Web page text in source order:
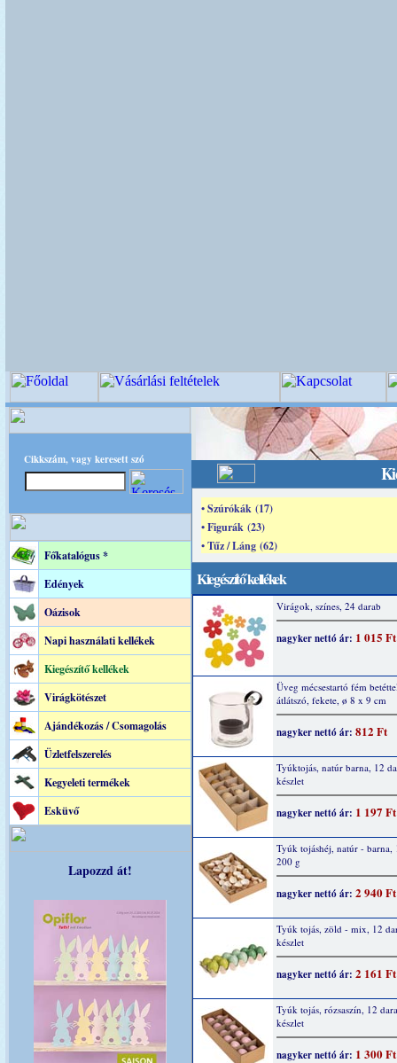
Cikkszám, vagy keresett szó
Főkatalógus *
Edények
Oázisok
Napi használati kellékek
Kiegészítő kellékek
Virágkötészet
Ajándékozás / Csomagolás
Üzletfelszerelés
Kegyeleti termékek
Esküvő
Lapozzd át!
• Szúrókák (17)
• Figurák (23)
• Tűz / Láng (62)
Kiegészítő kellékek
Virágok, színes, 24 darab
nagyker nettó ár: 1 015 Ft
Üveg mécsestartó fém
átlátszó, fekete, ø 8 x 9 cm
nagyker nettó ár: 812 Ft
Tyúktojás, natúr barna, 12
készlet
nagyker nettó ár: 1 197 Ft
Tyúk tojáshéj, natúr - barna,
200 g
nagyker nettó ár: 2 940 Ft
Tyúk tojás, zöld - mix, 12
készlet
nagyker nettó ár: 2 161 Ft
Tyúk tojás, rózsaszín, 12
készlet
nagyker nettó ár: 1 300 Ft